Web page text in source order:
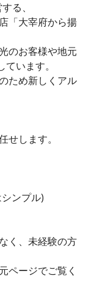
る、
「大宰府から揚
のお客様や地元
います。
ため新しくアル
せします。
ンプル)
く、未経験の方
ページでご覧く